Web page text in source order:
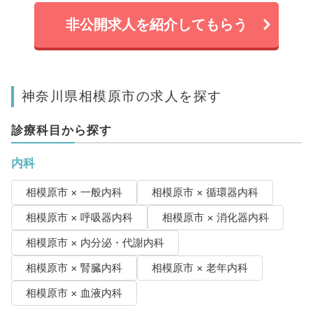
非公開求人を紹介してもらう
神奈川県相模原市の求人を探す
診療科目から探す
内科
相模原市 × 一般内科
相模原市 × 循環器内科
相模原市 × 呼吸器内科
相模原市 × 消化器内科
相模原市 × 内分泌・代謝内科
相模原市 × 腎臓内科
相模原市 × 老年内科
相模原市 × 血液内科